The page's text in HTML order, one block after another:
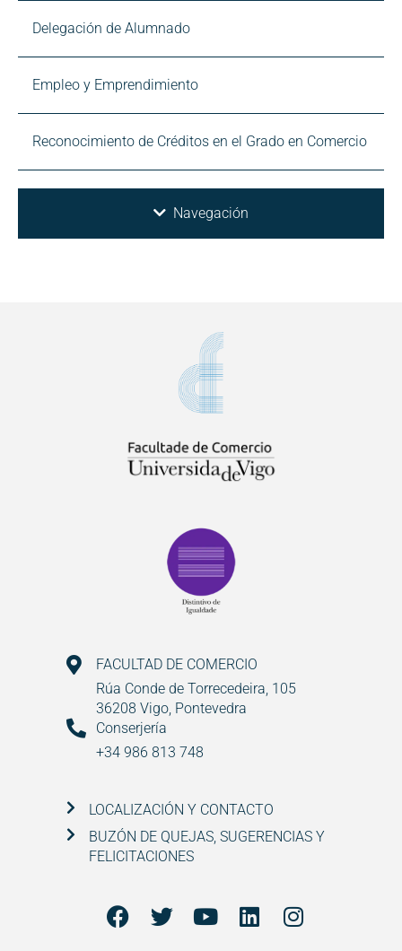
Delegación de Alumnado
Empleo y Emprendimiento
Reconocimiento de Créditos en el Grado en Comercio
Navegación
FACULTAD DE COMERCIO
Rúa Conde de Torrecedeira, 105
36208 Vigo, Pontevedra
Conserjería
+34 986 813 748
LOCALIZACIÓN Y CONTACTO
BUZÓN DE QUEJAS, SUGERENCIAS Y
FELICITACIONES